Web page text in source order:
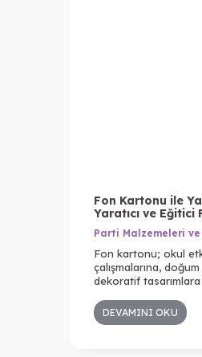
Fon Kartonu ile
Yaratıcı ve Eğitici
Parti Malzemeleri
Fon kartonu; okul
çalışmalarına,
dekoratif
biridir. Farklı renk
ve dayanıklı yapısı
DEVAMINI OKU